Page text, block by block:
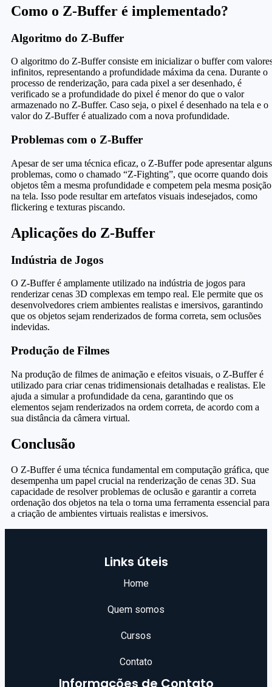
Como o Z-Buffer é implementado?
Algoritmo do Z-Buffer
O algoritmo do Z-Buffer consiste em inicializar o buffer com
infinitos, representando a profundidade máxima da cena. Durante o
processo de renderização, para cada pixel a ser desenhado, é
verificado se a profundidade do pixel é menor do que o valor
armazenado no Z-Buffer. Caso seja, o pixel é desenhado na tela e o
valor do Z-Buffer é atualizado com a nova profundidade.
Problemas com o Z-Buffer
Apesar de ser uma técnica eficaz, o Z-Buffer pode apresentar alguns
problemas, como o chamado “Z-Fighting”, que ocorre quando dois
objetos têm a mesma profundidade e competem pela mesma posição
na tela. Isso pode resultar em artefatos visuais indesejados, como
flickering e texturas piscando.
Aplicações do Z-Buffer
Indústria de Jogos
O Z-Buffer é amplamente utilizado na indústria de jogos para
renderizar cenas 3D complexas em tempo real. Ele permite que os
desenvolvedores criem ambientes realistas e imersivos, garantindo
que os objetos sejam renderizados de forma correta, sem oclusões
indevidas.
Produção de Filmes
Na produção de filmes de animação e efeitos visuais, o Z-Buffer é
utilizado para criar cenas tridimensionais detalhadas e realistas. Ele
ajuda a simular a profundidade da cena, garantindo que os
elementos sejam renderizados na ordem correta, de acordo com a
sua distância da câmera virtual.
Conclusão
O Z-Buffer é uma técnica fundamental em computação gráfica, que
desempenha um papel crucial na renderização de cenas 3D. Sua
capacidade de resolver problemas de oclusão e garantir a correta
ordenação dos objetos na tela o torna uma ferramenta essencial para
a criação de ambientes virtuais realistas e imersivos.
Links úteis
Home
Quem somos
Cursos
Contato
Informações de Contato